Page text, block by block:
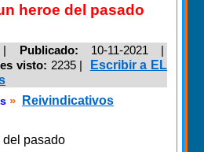
heroe del pasado
| Publicado:
10-11-2021 |
visto: 2235 |
Escribir a EL
» Reivindicativos
del pasado